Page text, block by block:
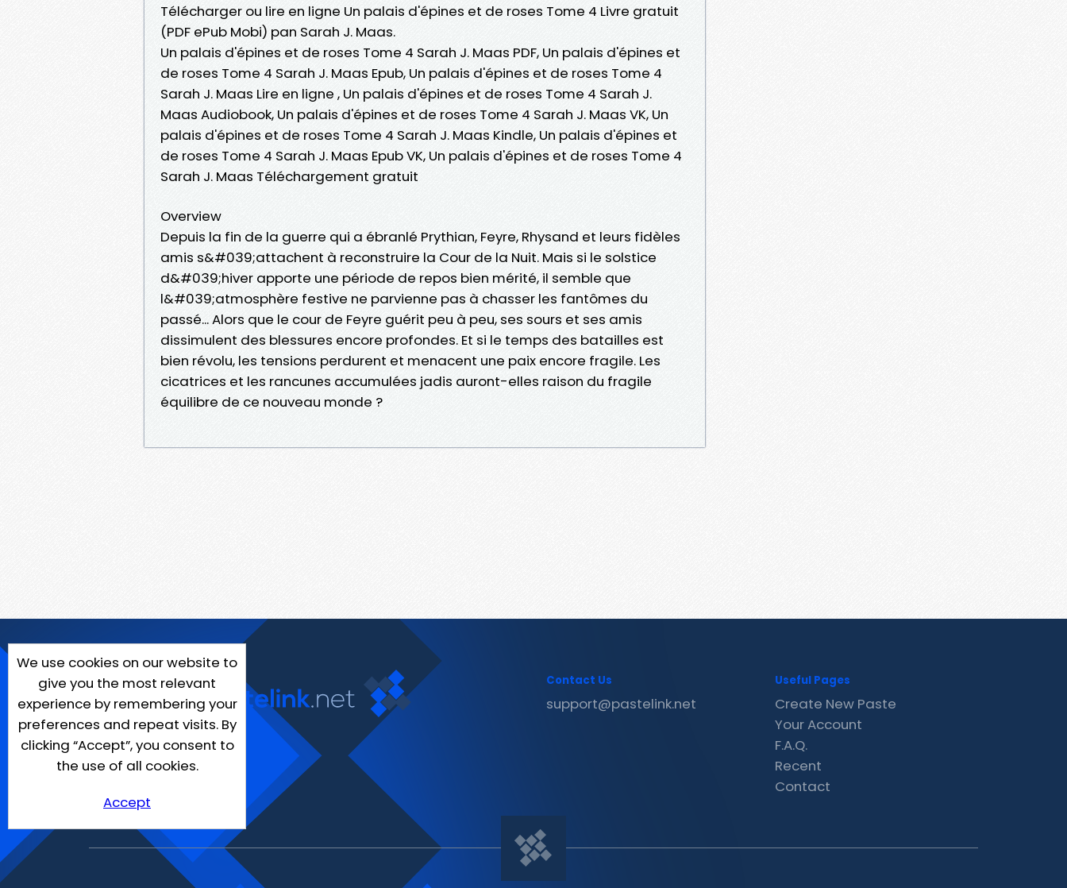
Télécharger ou lire en ligne Un palais d'épines et de roses Tome 4 Livre gratuit
(PDF ePub Mobi) pan Sarah J. Maas.
Un palais d'épines et de roses Tome 4 Sarah J. Maas PDF, Un palais d'épines et
de roses Tome 4 Sarah J. Maas Epub, Un palais d'épines et de roses Tome 4
Sarah J. Maas Lire en ligne , Un palais d'épines et de roses Tome 4 Sarah J.
Maas Audiobook, Un palais d'épines et de roses Tome 4 Sarah J. Maas VK, Un
palais d'épines et de roses Tome 4 Sarah J. Maas Kindle, Un palais d'épines et
de roses Tome 4 Sarah J. Maas Epub VK, Un palais d'épines et de roses Tome 4
Sarah J. Maas Téléchargement gratuit
Overview
Depuis la fin de la guerre qui a ébranlé Prythian, Feyre, Rhysand et leurs fidèles
amis s&#039;attachent à reconstruire la Cour de la Nuit. Mais si le solstice
d&#039;hiver apporte une période de repos bien mérité, il semble que
l&#039;atmosphère festive ne parvienne pas à chasser les fantômes du
passé... Alors que le cour de Feyre guérit peu à peu, ses sours et ses amis
dissimulent des blessures encore profondes. Et si le temps des batailles est
bien révolu, les tensions perdurent et menacent une paix encore fragile. Les
cicatrices et les rancunes accumulées jadis auront-elles raison du fragile
équilibre de ce nouveau monde ?
We use cookies on our website to
give you the most relevant
experience by remembering your
preferences and repeat visits. By
clicking “Accept”, you consent to
the use of all cookies.
Accept
Contact Us
support@pastelink.net
Useful Pages
Create New Paste
Your Account
F.A.Q.
Recent
Contact